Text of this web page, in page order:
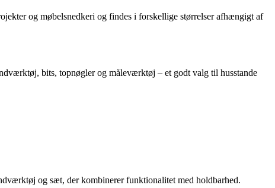
og møbelsnedkeri og findes i forskellige størrelser afhængigt af
bits, topnøgler og måleværktøj – et godt valg til husstande
og sæt, der kombinerer funktionalitet med holdbarhed.